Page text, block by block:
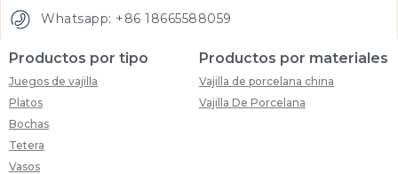
Whatsapp: +86 18665588059
Productos por tipo
Juegos de vajilla
Platos
Bochas
Tetera
Vasos
Productos por materiales
Vajilla de porcelana china
Vajilla De Porcelana